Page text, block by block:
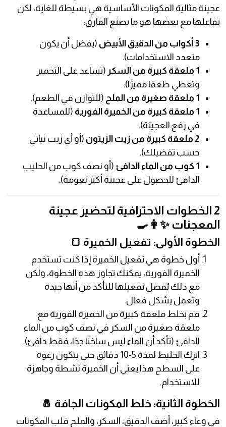
عجينة مثالية المكونات الأساسية هي بسيطة للغاية، لكن
تفاعلها مع بعضها هو ما يصنع الفارق:
3 أكواب من الدقيق الأبيض
(يفضل أن يكون
متعدد الاستخدامات).
1 ملعقة كبيرة من السكر
(تساعد على التخمير
وتعطي طعمًا مميزًا).
1 ملعقة صغيرة من الملح
(للتوازن في الطعم).
1 ملعقة كبيرة من الخميرة الفورية
(للمساعدة
في رفع العجينة).
2 ملعقة كبيرة من زيت الزيتون
(أو أي زيت نباتي
حسب تفضيلك).
1 كوب من الماء الدافئ
(أو نصف كوب من الحليب
الدافئ للحصول على عجينة أكثر نعومة).
2 الخطوات الاحترافية لتحضير عجينة
المعجنات ✨👩‍🍳
الخطوة الأولى: تفعيل الخميرة 🍞
أول خطوة هي تفعيل الخميرة إذا كنت تستخدم
الخميرة الفورية، يمكنك تجاوز هذه الخطوة، ولكن
مع ذلك يُفضل تفعيلها للتأكد من أنها جيدة
وتعمل بشكل فعال.
قم بخلط ملعقة كبيرة من الخميرة الفورية مع
ملعقة صغيرة من السكر في نصف كوب من الماء
الدافئ (تأكد أن الماء ليس ساخنًا جدًا، فقط دافئ).
اترك الخليط لمدة 5-10 دقائق حتى يتكون رغوة
على السطح هذا يعني أن الخميرة نشطة وجاهزة
للاستخدام.
الخطوة الثانية: خلط المكونات الجافة 🧂
في وعاء كبير، أضف الدقيق، السكر، والملح قلب المكونات